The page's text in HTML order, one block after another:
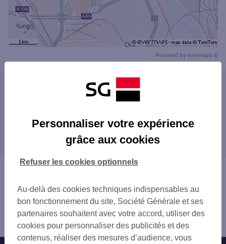
Powered by evermaps ©
Les agences SG PRO dans les villes à
IVRY-SUR-SEINE
CHEVILLY-LARUE
LE KREMLIN-BICÊTRE
L'HAŸ-LES-ROSES
CACHAN
GENTILLY
MAISONS-ALFORT
Les agences SG PRO dans les départements
77 SEINE-ET-MARNE
92 HAUTS-DE-SEINE
93 SEINE-SAINT-DENIS
Val-de-Marne
Personnaliser votre expérience
grâce aux cookies
Au-delà des cookies techniques indispensables au
bon fonctionnement du site, Société Générale et ses
partenaires souhaitent avec votre accord, utiliser des
cookies pour personnaliser des publicités et des
contenus, réaliser des mesures d’audience, vous
Refuser les cookies optionnels